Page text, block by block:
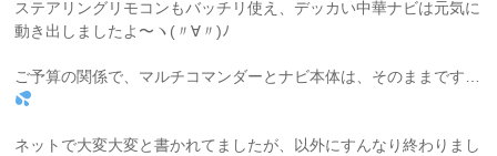
ステアリングリモコンもバッチリ使え、デッカい中華ナビは元気に
動き出しましたよ〜ヽ(〃∀〃)ﾉ
ご予算の関係で、マルチコマンダーとナビ本体は、そのままです…
ネットで大変大変と書かれてましたが、以外にすんなり終わりまし